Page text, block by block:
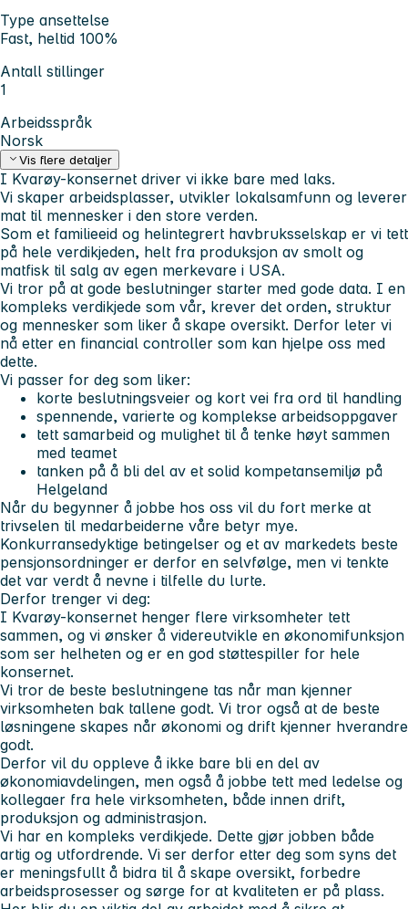
Type ansettelse
Fast, heltid 100%
Antall stillinger
1
Arbeidsspråk
Norsk
Vis flere detaljer
I Kvarøy-konsernet driver vi ikke bare med laks.
Vi skaper arbeidsplasser, utvikler lokalsamfunn og leverer
mat til mennesker i den store verden.
Som et familieeid og helintegrert havbruksselskap er vi tett
på hele verdikjeden, helt fra produksjon av smolt og
matfisk til salg av egen merkevare i USA.
Vi tror på at gode beslutninger starter med gode data. I en
kompleks verdikjede som vår, krever det orden, struktur
og mennesker som liker å skape oversikt. Derfor leter vi
nå etter en financial controller som kan hjelpe oss med
dette.
Vi passer for deg som liker:
korte beslutningsveier og kort vei fra ord til handling
spennende, varierte og komplekse arbeidsoppgaver
tett samarbeid og mulighet til å tenke høyt sammen
med teamet
tanken på å bli del av et solid kompetansemiljø på
Helgeland
Når du begynner å jobbe hos oss vil du fort merke at
trivselen til medarbeiderne våre betyr mye.
Konkurransedyktige betingelser og et av markedets beste
pensjonsordninger er derfor en selvfølge, men vi tenkte
det var verdt å nevne i tilfelle du lurte.
Derfor trenger vi deg:
I Kvarøy-konsernet henger flere virksomheter tett
sammen, og vi ønsker å videreutvikle en økonomifunksjon
som ser helheten og er en god støttespiller for hele
konsernet.
Vi tror de beste beslutningene tas når man kjenner
virksomheten bak tallene godt. Vi tror også at de beste
løsningene skapes når økonomi og drift kjenner hverandre
godt.
Derfor vil du oppleve å ikke bare bli en del av
økonomiavdelingen, men også å jobbe tett med ledelse og
kollegaer fra hele virksomheten, både innen drift,
produksjon og administrasjon.
Vi har en kompleks verdikjede. Dette gjør jobben både
artig og utfordrende. Vi ser derfor etter deg som syns det
er meningsfullt å bidra til å skape oversikt, forbedre
arbeidsprosesser og sørge for at kvaliteten er på plass.